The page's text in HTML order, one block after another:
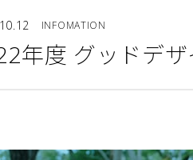
INFOMATION
年度 グッドデザ